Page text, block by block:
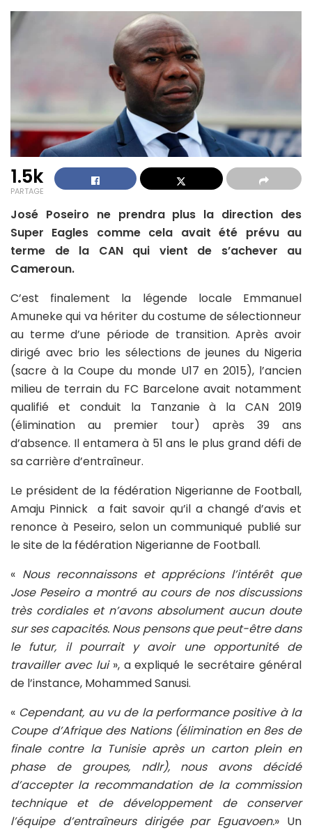
1.5k
PARTAGE
José Poseiro ne prendra plus la direction des
Super Eagles comme cela avait été prévu au
terme de la CAN qui vient de s’achever au
Cameroun.
C’est finalement la légende locale Emmanuel
Amuneke qui va hériter du costume de sélectionneur
au terme d’une période de transition. Après avoir
dirigé avec brio les sélections de jeunes du Nigeria
(sacre à la Coupe du monde U17 en 2015), l’ancien
milieu de terrain du FC Barcelone avait notamment
qualifié et conduit la Tanzanie à la CAN 2019
(élimination au premier tour) après 39 ans
d’absence. Il entamera à 51 ans le plus grand défi de
sa carrière d’entraîneur.
Le président de la fédération Nigerianne de Football,
Amaju Pinnick a fait savoir qu’il a changé d’avis et
renonce à Peseiro, selon un communiqué publié sur
le site de la fédération Nigerianne de Football.
« Nous reconnaissons et apprécions l’intérêt que
Jose Peseiro a montré au cours de nos discussions
très cordiales et n’avons absolument aucun doute
sur ses capacités. Nous pensons que peut-être dans
le futur, il pourrait y avoir une opportunité de
travailler avec lui», a expliqué le secrétaire général
de l’instance, Mohammed Sanusi.
« Cependant, au vu de la performance positive à la
Coupe d’Afrique des Nations (élimination en 8es de
finale contre la Tunisie après un carton plein en
phase de groupes, ndlr), nous avons décidé
d’accepter la recommandation de la commission
technique et de développement de conserver
l’équipe d’entraîneurs dirigée par Eguavoen.» Un